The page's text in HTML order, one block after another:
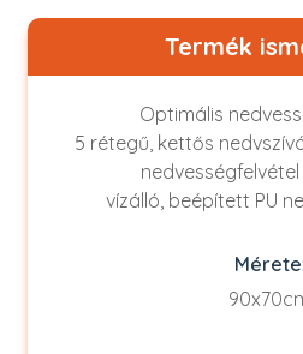
Termék
Optimális
5 rétegű, kettős
vízálló, beépített PU
Mérete: